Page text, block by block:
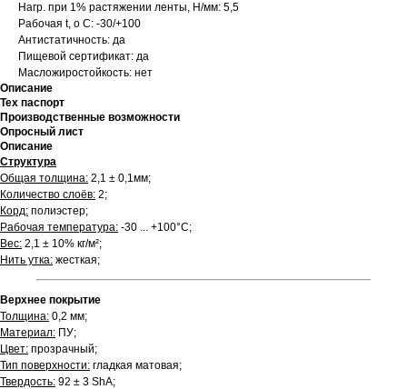
Нагр. при 1% растяжении ленты, Н/мм: 5,5
Рабочая t, о С: -30/+100
Антистатичность: да
Пищевой сертификат: да
Масложиростойкость: нет
Описание
Тех паспорт
Производственные возможности
Опросный лист
Описание
Структура
Общая толщина: 2,1 ± 0,1мм;
Количество слоёв: 2;
Корд: полиэстер;
Рабочая температура: -30 ... +100°С;
Вес: 2,1 ± 10% кг/м²;
Нить утка: жесткая;
Верхнее покрытие
Толщина: 0,2 мм;
Материал: ПУ;
Цвет: прозрачный;
Тип поверхности: гладкая матовая;
Твердость: 92 ± 3 ShA;